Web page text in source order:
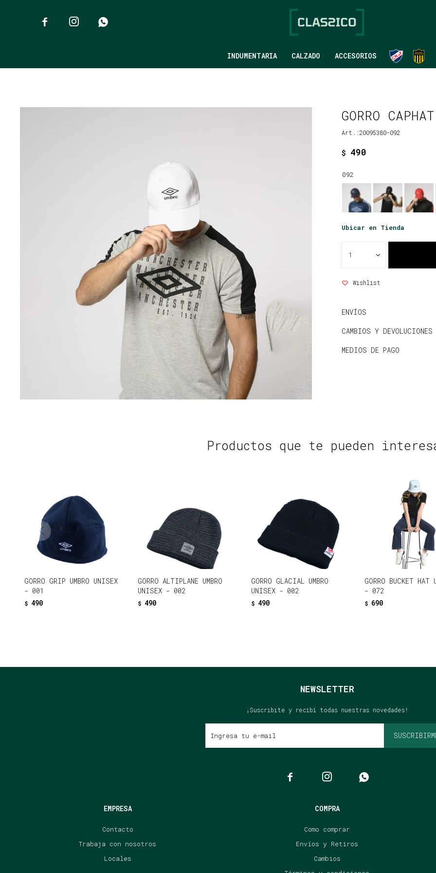
INDUMENTARIA CALZADO ACCESORIOS
  
GORRO
20095380-092
$ 490
092
Ubicar en Tienda
1
ENVÍOS
CAMBIOS Y DEVOLUCIONES
MEDIOS DE PAGO
Productos que te pueden
GORRO GRIP UMBRO UNISEX
- 001
$ 490
GORRO ALTIPLANE UMBRO
UNISEX - 002
$ 490
GORRO GLACIAL UMBRO
UNISEX - 002
$ 490
GORRO BUCKET HAT
- 072
$ 690
EMPRESA
Contacto
Trabaja con nosotros
Locales
COMPRA
Como comprar
Envíos y Retiros
Cambios
NEWSLETTER
¡Suscribite y recibí todas nuestras novedades!
  